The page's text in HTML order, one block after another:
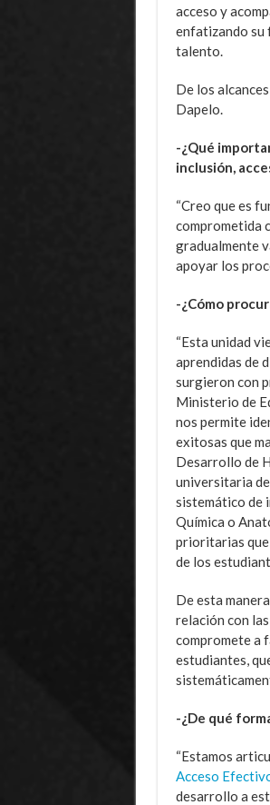
acceso y
enfatizando su
talento.
De los
Dapelo.
-¿Qué
inclusión,
“Creo que es
comprometida
gradualmente
apoyar los
-¿Cómo
“Esta unidad
aprendidas de
surgieron con
Ministerio de
nos permite
exitosas que
Desarrollo de
universitaria de
sistemático de
Química o
prioritarias que
de los
De esta
relación con
compromete a
estudiantes,
-¿De qué
“Estamos
Acceso
desarrollo a